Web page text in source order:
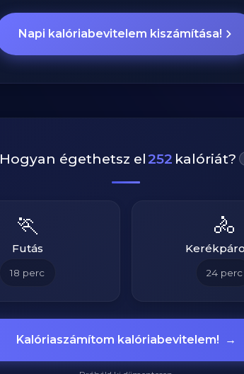
Napi kalóriabevitelem kiszámítása!
Hogyan égethetsz el 252 kalóriát?
🏃
Futás
18 perc
🚴
24 perc
Kalóriaszámítom kalóriabevitelem! →